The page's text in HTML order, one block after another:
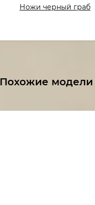
Ножи черный граб
Похожие модели